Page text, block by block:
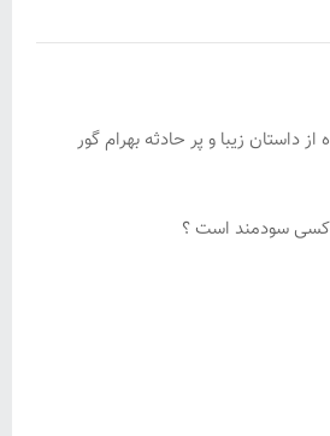
داستان زیبا و پر حادثه بهرام گور
کسی سودمند است ؟